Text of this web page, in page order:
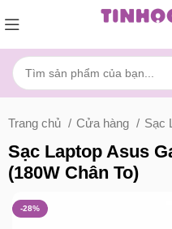
Trang chủ Cửa hàng Sạc
Sạc Laptop Asus
(180W Chân To)
-28%